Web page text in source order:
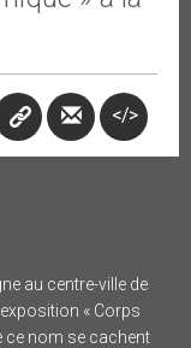
</>
au centre-ville de
« Corps
ce nom se cachent